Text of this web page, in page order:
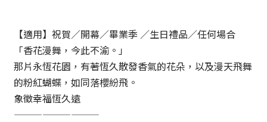
【適用】祝賀／開幕／畢業季 ／生日禮品／任何場合
「香花漫舞，今此不渝。」
那片永恆花園，有著恆久散發香氣的花朵，以及漫天飛舞
的粉紅蝴蝶，如同落櫻紛飛。
象徵幸福恆久遠
—————————